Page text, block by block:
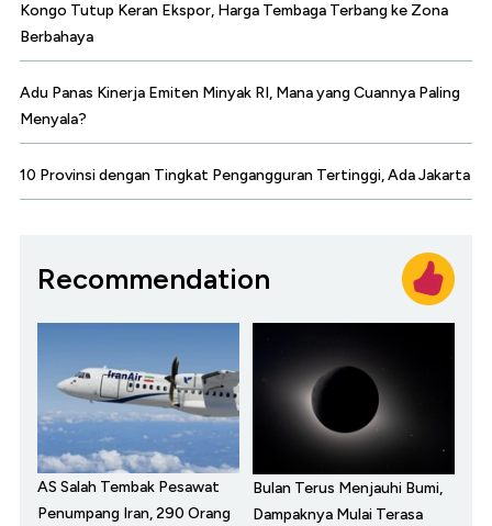
Kongo Tutup Keran Ekspor, Harga Tembaga Terbang ke Zona
Berbahaya
Adu Panas Kinerja Emiten Minyak RI, Mana yang Cuannya Paling
Menyala?
10 Provinsi dengan Tingkat Pengangguran Tertinggi, Ada Jakarta
Recommendation
AS Salah Tembak Pesawat
Penumpang Iran, 290 Orang
Bulan Terus Menjauhi Bumi,
Dampaknya Mulai Terasa